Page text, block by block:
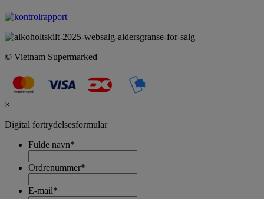
© Vietnam Supermarked
×
Digital fortrydelsesformular
Fulde navn*
Ordrenummer*
E-mail*